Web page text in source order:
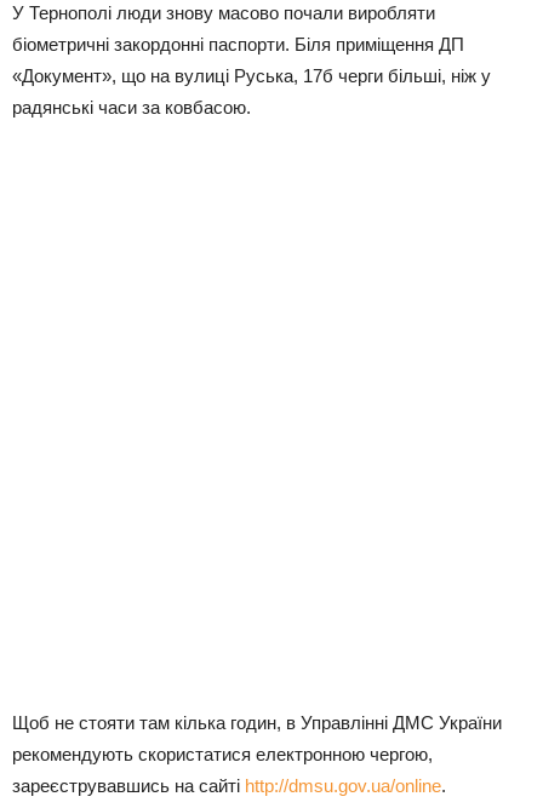
У Тернополі люди знову масово почали виробляти
біометричні закордонні паспорти. Біля приміщення ДП
«Документ», що на вулиці Руська, 17б черги більші, ніж у
радянські часи за ковбасою.
Щоб не стояти там кілька годин, в Управлінні ДМС України
рекомендують скористатися електронною чергою,
зареєструвавшись на сайті http://dmsu.gov.ua/online.